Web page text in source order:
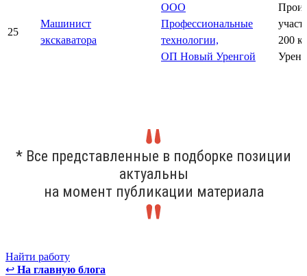
25
Машинист
экскаватора
ООО
Профессиональные
технологии,
ОП Новый Уренгой
200
* Все представленные в подборке позиции
актуальны
на момент публикации материала
Найти работу
↩ На главную блога